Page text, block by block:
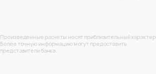
Произведенные расчеты носят приблизительный характер.
Более точную информацию могут предоставить
представители банка.